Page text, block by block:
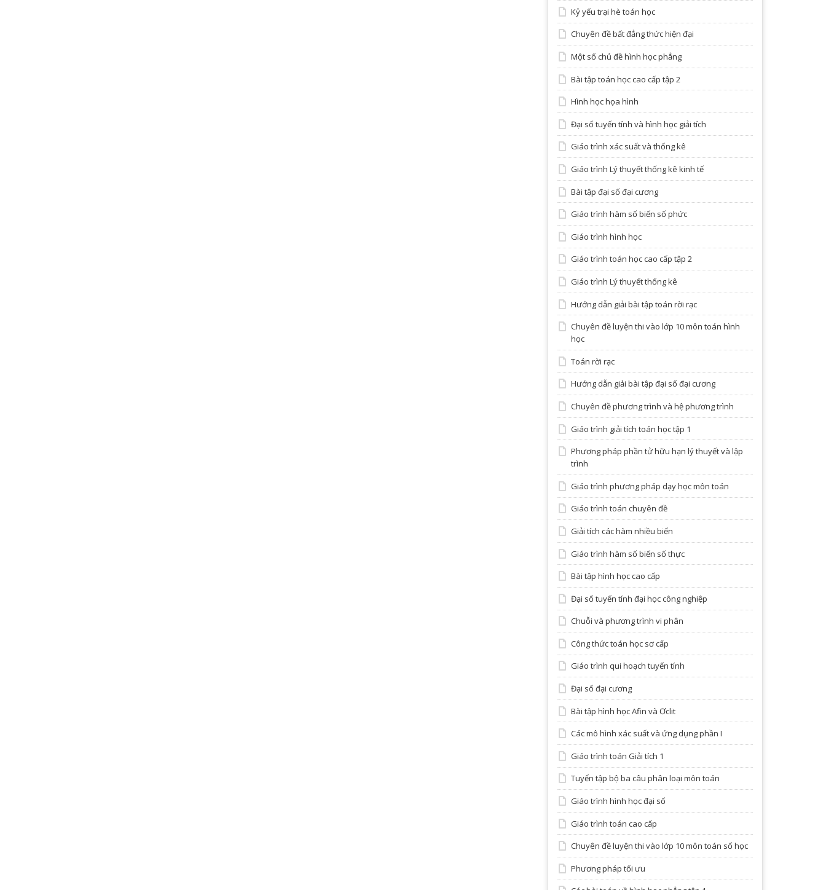
Kỷ yếu trại hè toán học
Chuyên đề bất đẳng thức hiện đại
Một số chủ đề hình học phẳng
Bài tập toán học cao cấp tập 2
Hình học họa hình
Đại số tuyến tính và hình học giải tích
Giáo trình xác suất và thống kê
Giáo trình Lý thuyết thống kê kinh tế
Bài tập đại số đại cương
Giáo trình hàm số biến số phức
Giáo trình hình học
Giáo trình toán học cao cấp tập 2
Giáo trình Lý thuyết thống kê
Hướng dẫn giải bài tập toán rời rạc
Chuyên đề luyện thi vào lớp 10 môn toán hình
học
Toán rời rạc
Hướng dẫn giải bài tập đại số đại cương
Chuyên đề phương trình và hệ phương trình
Giáo trình giải tích toán học tập 1
Phương pháp phần tử hữu hạn lý thuyết và lập
trình
Giáo trình phương pháp dạy học môn toán
Giáo trình toán chuyên đề
Giải tích các hàm nhiều biến
Giáo trình hàm số biến số thực
Bài tập hình học cao cấp
Đại số tuyến tính đại học công nghiệp
Chuỗi và phương trình vi phân
Công thức toán học sơ cấp
Giáo trình qui hoạch tuyến tính
Đại số đại cương
Bài tập hình học Afin và Ơclit
Các mô hình xác suất và ứng dụng phần I
Giáo trình toán Giải tích 1
Tuyển tập bộ ba câu phân loại môn toán
Giáo trình hình học đại số
Giáo trình toán cao cấp
Chuyên đề luyện thi vào lớp 10 môn toán số học
Phương pháp tối ưu